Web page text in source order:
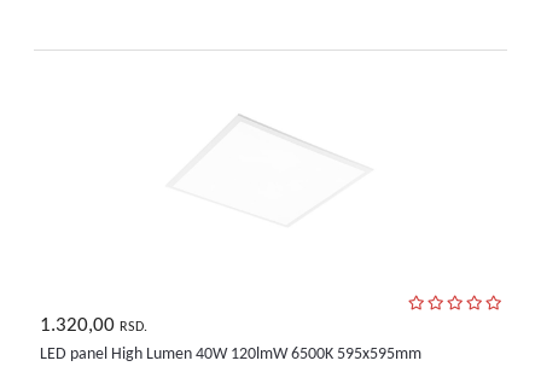
1.320,00 RSD.
LED panel High Lumen 40W 120lmW 6500K 595x595mm